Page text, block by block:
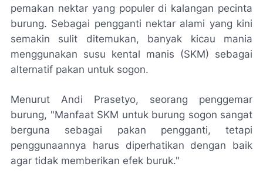
pemakan nektar yang populer di kalangan pecinta
burung. Sebagai pengganti nektar alami yang kini
semakin sulit ditemukan, banyak kicau mania
menggunakan susu kental manis (SKM) sebagai
alternatif pakan untuk sogon.
Menurut Andi Prasetyo, seorang penggemar
burung, "Manfaat SKM untuk burung sogon sangat
berguna sebagai pakan pengganti, tetapi
penggunaannya harus diperhatikan dengan baik
agar tidak memberikan efek buruk."